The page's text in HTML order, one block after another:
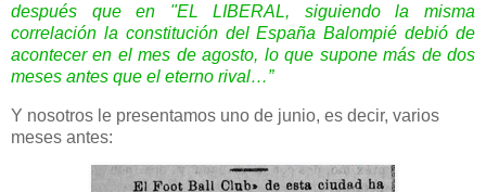
después que en "EL LIBERAL, siguiendo la misma
correlación la constitución del España Balompié debió de
acontecer en el mes de agosto, lo que supone más de dos
meses antes que el eterno rival…”
Y nosotros le presentamos uno de junio, es decir, varios
meses antes: